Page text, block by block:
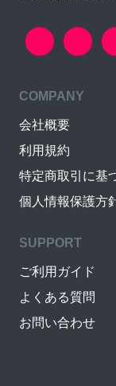
COMPANY
会社概要
利用規約
特定商取引に基
個人情報保護方
SUPPORT
ご利用ガイド
よくある質問
お問い合わせ